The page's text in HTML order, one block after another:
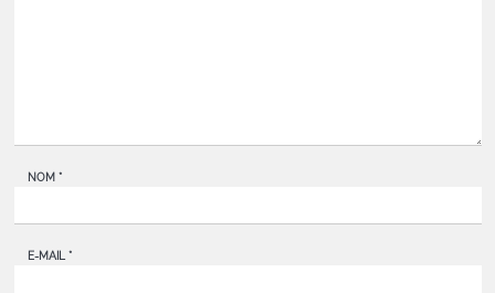
NOM *
E-MAIL *